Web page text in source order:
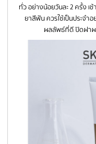
ทั่ว อย่างน้อยวันละ 2 ครั้ง เ
ยาสีฟัน ควรใช้เป็นประจำ
ผลลัพธ์ที่ดี ปิดฝา